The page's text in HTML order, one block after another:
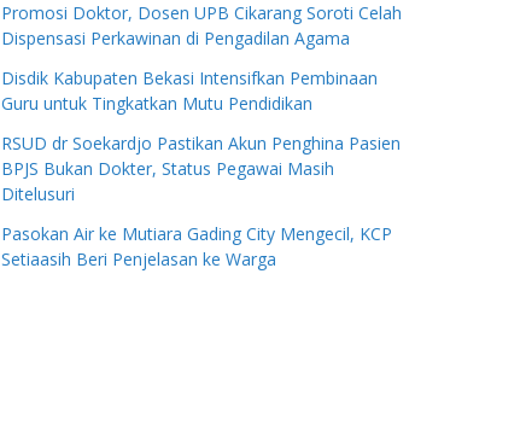
Promosi Doktor, Dosen UPB Cikarang Soroti Celah
Dispensasi Perkawinan di Pengadilan Agama
Disdik Kabupaten Bekasi Intensifkan Pembinaan
Guru untuk Tingkatkan Mutu Pendidikan
RSUD dr Soekardjo Pastikan Akun Penghina Pasien
BPJS Bukan Dokter, Status Pegawai Masih
Ditelusuri
Pasokan Air ke Mutiara Gading City Mengecil, KCP
Setiaasih Beri Penjelasan ke Warga